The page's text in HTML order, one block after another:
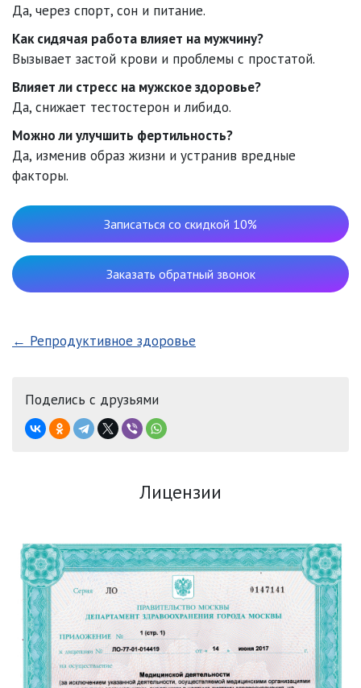
Да, через спорт, сон и питание.
Как сидячая работа влияет на мужчину?
Вызывает застой крови и проблемы с простатой.
Влияет ли стресс на мужское здоровье?
Да, снижает тестостерон и либидо.
Можно ли улучшить фертильность?
Да, изменив образ жизни и устранив вредные
факторы.
Записаться со скидкой 10%
Заказать обратный звонок
← Репродуктивное здоровье
Поделись с друзьями
Лицензии